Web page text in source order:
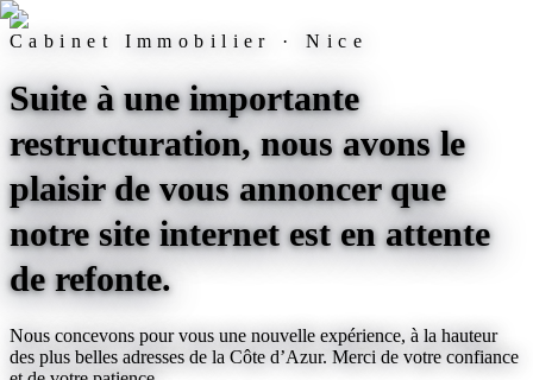
Cabinet Immobilier · Nice
Suite à une importante
restructuration, nous avons le
plaisir de vous annoncer que
notre site internet est en attente
de refonte.
Nous concevons pour vous une nouvelle expérience, à la hauteur
des plus belles adresses de la Côte d’Azur. Merci de votre confiance